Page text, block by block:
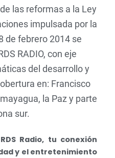
las reformas a la Ley
impulsada por la
de febrero 2014 se
RADIO, con eje
del desarrollo y
en: Francisco
la Paz y parte
sur.
Radio, tu conexión
y el entretenimiento